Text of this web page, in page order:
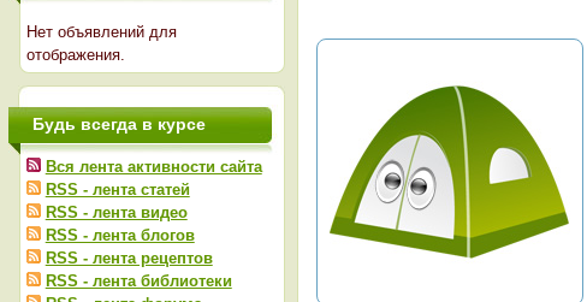
Нет объявлений для
отображения.
Будь всегда в курсе
Вся лента активности сайта
RSS - лента статей
RSS - лента видео
RSS - лента блогов
RSS - лента рецептов
RSS - лента библиотеки